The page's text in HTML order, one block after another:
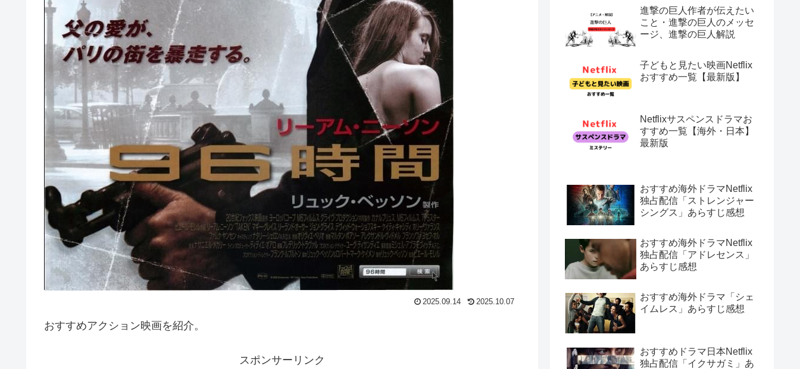
2025.09.14 2025.10.07
おすすめアクション映画を紹介。
スポンサーリンク
進撃の巨人作者が伝えたい
こと・進撃の巨人のメッセ
ージ、進撃の巨人解説
子どもと見たい映画Netflix
おすすめ一覧【最新版】
Netflixサスペンスドラマお
すすめ一覧【海外・日本】
最新版
おすすめ海外ドラマNetflix
独占配信「ストレンジャー
シングス」あらすじ感想
おすすめ海外ドラマNetflix
独占配信「アドレセンス」
あらすじ感想
おすすめ海外ドラマ「シェ
イムレス」あらすじ感想
おすすめドラマ日本Netflix
独占配信「イクサガミ」あ